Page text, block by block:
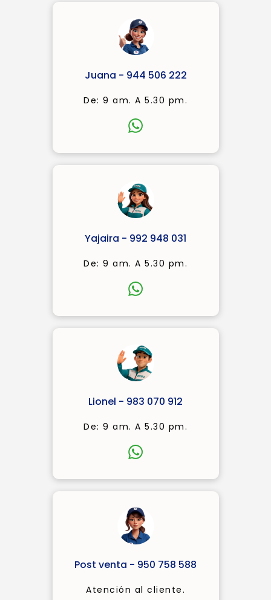
Juana - 944 506 222
De: 9 am. A 5.30 pm.
Yajaira - 992 948 031
De: 9 am. A 5.30 pm.
Lionel - 983 070 912
De: 9 am. A 5.30 pm.
Post venta - 950 758 588
Atención al cliente.